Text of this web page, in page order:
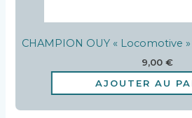
CHAMPION OUY « Locomotive
9,00 €
AJOUTER AU